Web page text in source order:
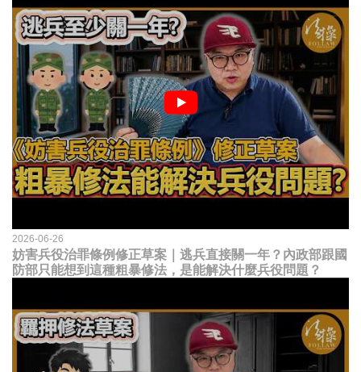
2026-06-26
妨害兵役治罪條例修正草案｜逃兵直接關一年？內政部跟國
防部只能想到這種粗暴修法，是能解決什麼兵役問題？